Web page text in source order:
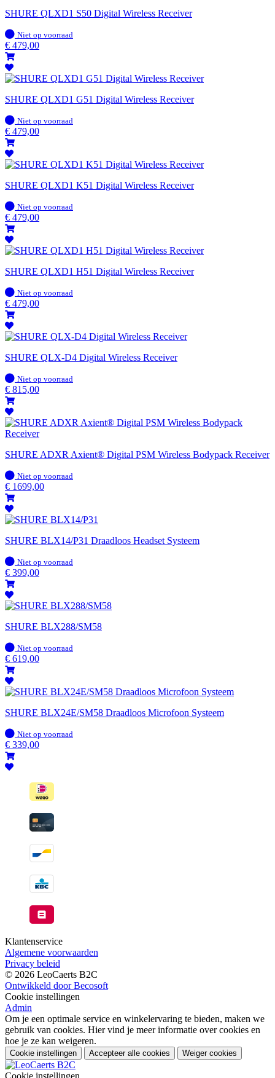
SHURE QLXD1 S50 Digital Wireless Receiver
Op
voorraad
Niet op voorraad
€ 479,00
SHURE QLXD1 G51 Digital Wireless Receiver
Op
voorraad
Niet op voorraad
€ 479,00
SHURE QLXD1 K51 Digital Wireless Receiver
Op
voorraad
Niet op voorraad
€ 479,00
SHURE QLXD1 H51 Digital Wireless Receiver
Op
voorraad
Niet op voorraad
€ 479,00
SHURE QLX-D4 Digital Wireless Receiver
Op
voorraad
Niet op voorraad
€ 815,00
SHURE ADXR Axient® Digital PSM Wireless Bodypack Receiver
Op
voorraad
Niet op voorraad
€ 1699,00
SHURE BLX14/P31 Draadloos Headset Systeem
Op
voorraad
Niet op voorraad
€ 399,00
SHURE BLX288/SM58
Op
voorraad
Niet op voorraad
€ 619,00
SHURE BLX24E/SM58 Draadloos Microfoon Systeem
Op
voorraad
Niet op voorraad
€ 339,00
Klantenservice
Algemene voorwaarden
Privacy beleid
© 2026 LeoCaerts B2C
Ontwikkeld door Becosoft
Cookie instellingen
Admin
Om je een optimale service en winkelervaring te bieden, maken we
gebruik van cookies. Hier vind je meer informatie over cookies en
hoe je ze kan weigeren.
Cookie instellingen Accepteer alle cookies Weiger cookies
Cookie instellingen